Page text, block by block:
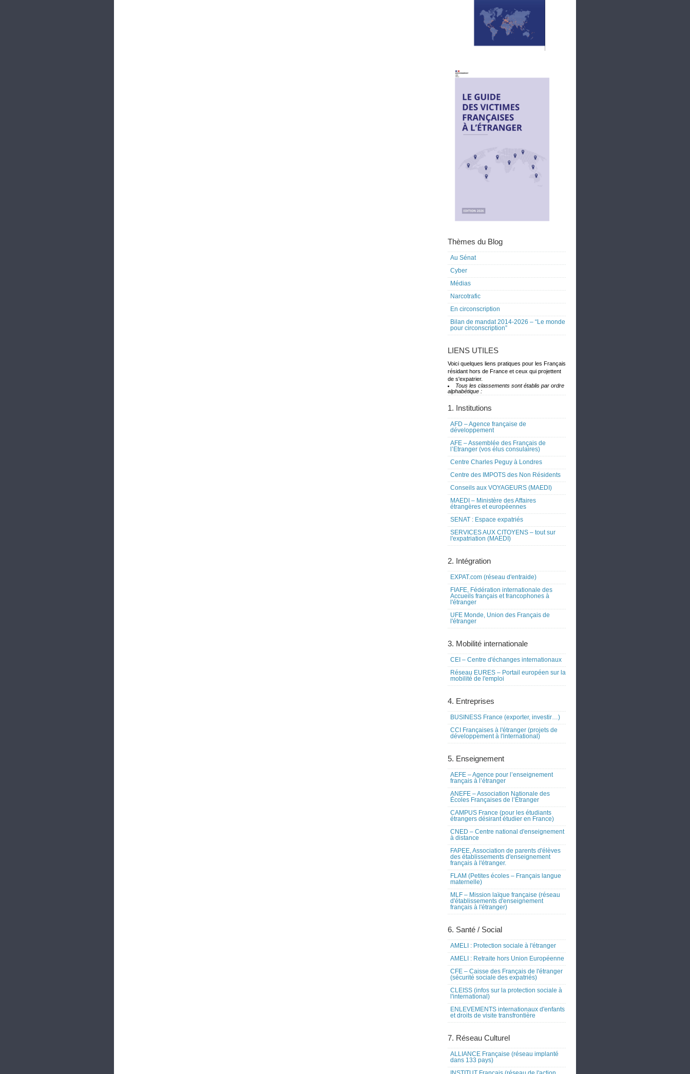
Thèmes du Blog
Au Sénat
Cyber
Médias
Narcotrafic
En circonscription
Bilan de mandat 2014-2026 – “Le monde
pour circonscription”
LIENS UTILES
Voici quelques liens pratiques pour les Français
résidant hors de France et ceux qui projettent
de s'expatrier.
Tous les classements sont établis par ordre
alphabétique :
1. Institutions
AFD – Agence française de
développement
AFE – Assemblée des Français de
l’Etranger (vos élus consulaires)
Centre Charles Peguy à Londres
Centre des IMPOTS des Non Résidents
Conseils aux VOYAGEURS (MAEDI)
MAEDI – Ministère des Affaires
étrangères et européennes
SENAT : Espace expatriés
SERVICES AUX CITOYENS – tout sur
l'expatriation (MAEDI)
2. Intégration
EXPAT.com (réseau d'entraide)
FIAFE, Fédération internationale des
Accueils français et francophones à
l'étranger
UFE Monde, Union des Français de
l'étranger
3. Mobilité internationale
CEI – Centre d'échanges internationaux
Réseau EURES – Portail européen sur la
mobilité de l'emploi
4. Entreprises
BUSINESS France (exporter, investir…)
CCI Françaises à l'étranger (projets de
développement à l'international)
5. Enseignement
AEFE – Agence pour l’enseignement
français à l’étranger
ANEFE – Association Nationale des
Écoles Françaises de l’Étranger
CAMPUS France (pour les étudiants
étrangers désirant étudier en France)
CNED – Centre national d'enseignement
à distance
FAPEE, Association de parents d'élèves
des établissements d'enseignement
français à l'étranger.
FLAM (Petites écoles – Français langue
maternelle)
MLF – Mission laïque française (réseau
d'établissements d'enseignement
français à l'étranger)
6. Santé / Social
AMELI : Protection sociale à l'étranger
AMELI : Retraite hors Union Européenne
CFE – Caisse des Français de l'étranger
(sécurité sociale des expatriés)
CLEISS (infos sur la protection sociale à
l'international)
ENLEVEMENTS internationaux d'enfants
et droits de visite transfrontière
7. Réseau Culturel
ALLIANCE Française (réseau implanté
dans 133 pays)